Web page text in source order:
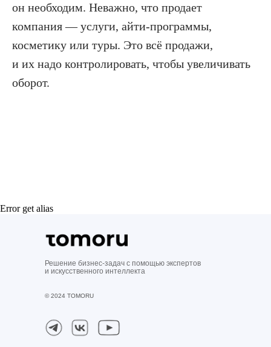
он необходим. Неважно, что продает
компания — услуги, айти-программы,
косметику или туры. Это всё продажи,
и их надо контролировать, чтобы увеличивать
оборот.
Error get alias
© 2024 TOMORU
Решение бизнес-задач с помощью экспертов
и искусственного интеллекта